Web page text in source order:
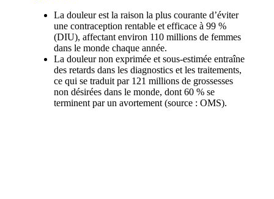
La douleur est la raison la plus courante d’éviter
une contraception rentable et efficace à 99 %
(DIU), affectant environ 110 millions de femmes
dans le monde chaque année.
La douleur non exprimée et sous-estimée entraîne
des retards dans les diagnostics et les traitements,
ce qui se traduit par 121 millions de grossesses
non désirées dans le monde, dont 60 % se
terminent par un avortement (source : OMS).